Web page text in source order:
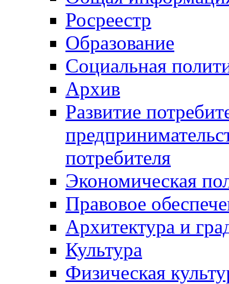
Росреестр
Образование
Социальная
Архив
Развитие
потребителя
Экономическая
Правовое
Архитектура и
Культура
Физическая